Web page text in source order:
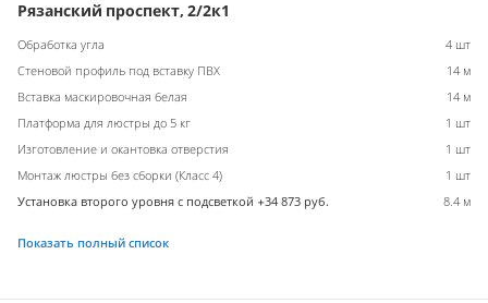
Рязанский проспект, 2/2к1
Обработка угла
4 шт
Стеновой профиль под вставку ПВХ
14 м
Вставка маскировочная белая
14 м
Платформа для люстры до 5 кг
1 шт
Изготовление и окантовка отверстия
1 шт
Монтаж люстры без сборки (Класс 4)
1 шт
Установка второго уровня с подсветкой +34 873 руб.
8.4 м
Показать полный список